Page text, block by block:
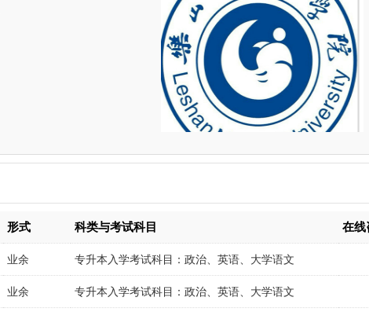
形式 科类与考试科目 在线
业余 专升本入学考试科目：政治、英语、大学语文
业余 专升本入学考试科目：政治、英语、大学语文